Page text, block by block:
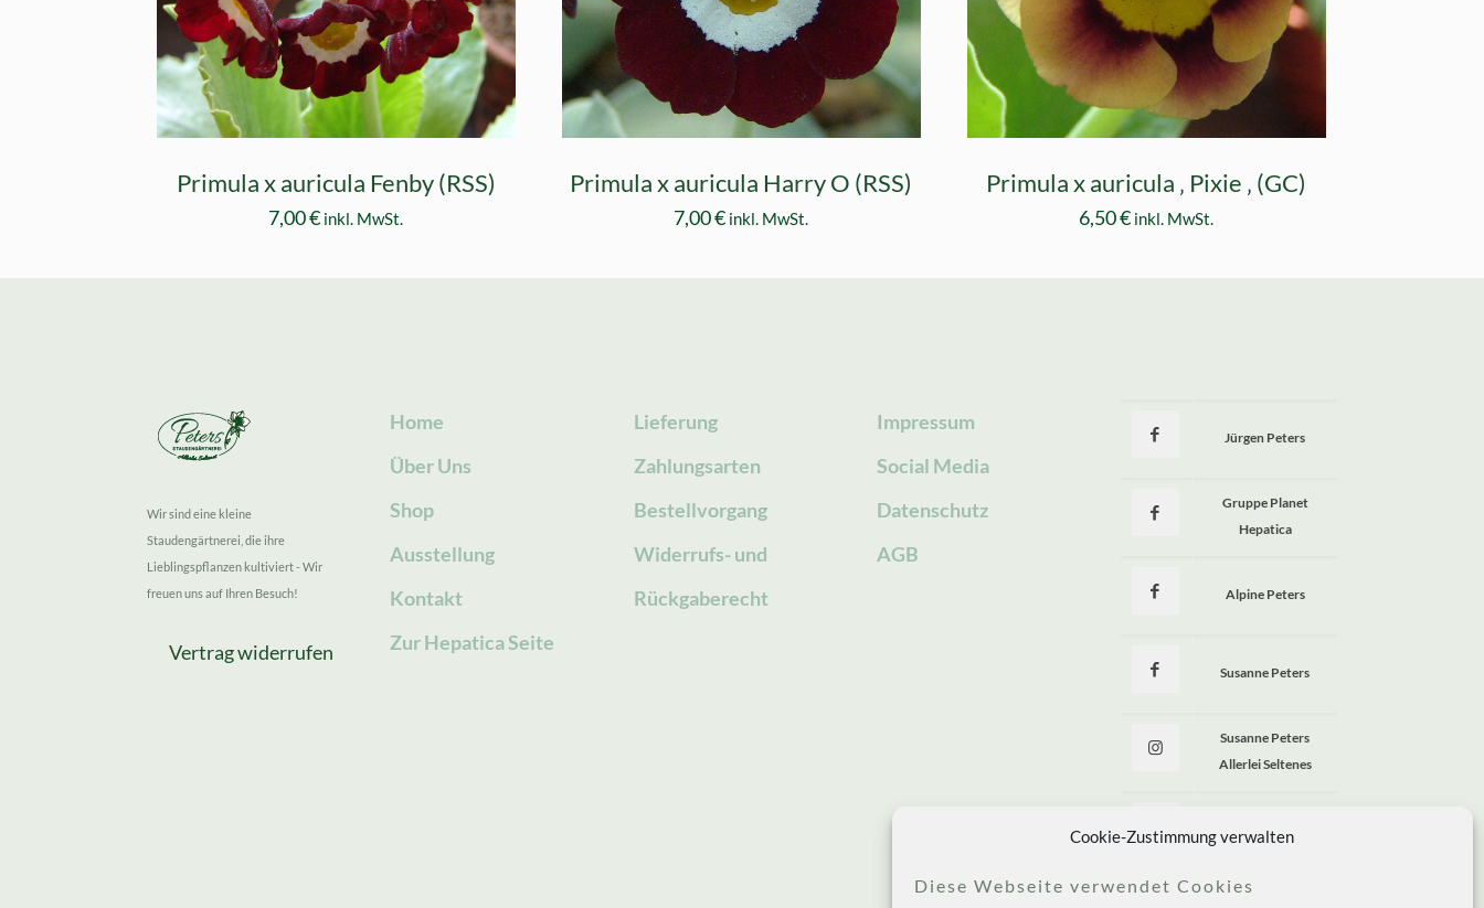
Cookie-Zustimmung verwalten
Diese Webseite verwendet Cookies
Primula x auricula Fenby (RSS)
7,00€ inkl. MwSt.
Primula x auricula Harry O (RSS)
7,00€ inkl. MwSt.
Primula x auricula ‚ Pixie ‚ (GC)
6,50€ inkl. MwSt.
Wir sind eine kleine
Staudengärtnerei, die ihre
Lieblingspflanzen kultiviert - Wir
freuen uns auf Ihren Besuch!
Vertrag widerrufen
Home
Über Uns
Shop
Ausstellung
Kontakt
Zur Hepatica Seite
Lieferung
Zahlungsarten
Bestellvorgang
Widerrufs- und
Rückgaberecht
Impressum
Social Media
Datenschutz
AGB
Jürgen Peters
Gruppe Planet
Hepatica
Alpine Peters
Susanne Peters
Susanne Peters
Allerlei Seltenes
Allerlei Seltenes